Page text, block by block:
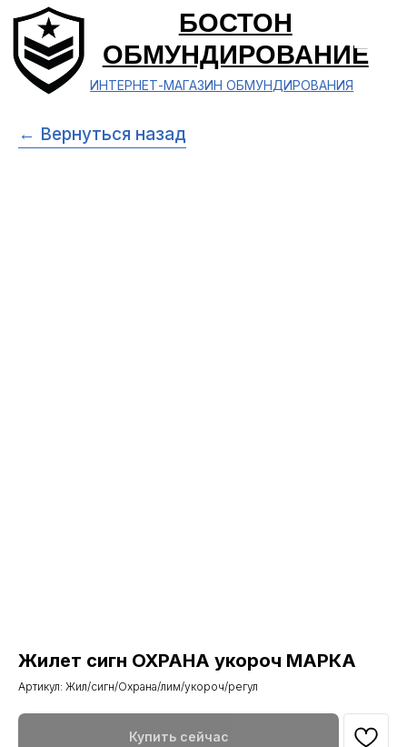
БОСТОН
ОБМУНДИРОВАНИЕ
ИНТЕРНЕТ-МАГАЗИН ОБМУНДИРОВАНИЯ
← Вернуться назад
Жилет сигн ОХРАНА укороч МАРКА
Артикул: Жил/сигн/Охрана/лим/укороч/регул
Купить сейчас